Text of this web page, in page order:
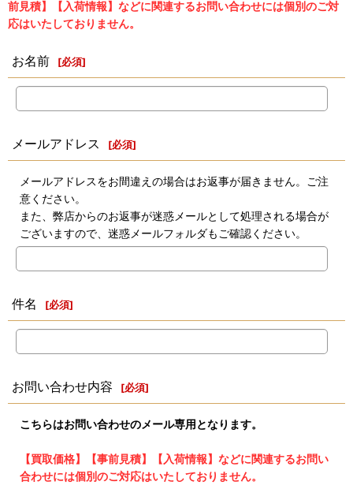
前見積】【入荷情報】などに関連するお問い合わせには個別のご対
応はいたしておりません。
お名前 [必須]
メールアドレス [必須]
メールアドレスをお間違えの場合はお返事が届きません。ご注
意ください。
また、弊店からのお返事が迷惑メールとして処理される場合が
ございますので、迷惑メールフォルダもご確認ください。
件名 [必須]
お問い合わせ内容 [必須]
こちらはお問い合わせのメール専用となります。
【買取価格】【事前見積】【入荷情報】などに関連するお問い
合わせには個別のご対応はいたしておりません。